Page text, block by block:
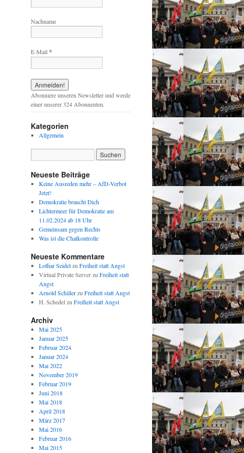
Nachname
E-Mail*
Abonniere unseren Newsletter und werde
einer unserer 324 Abonnenten.
Kategorien
Allgemein
Neueste Beiträge
Keine Ausreden mehr – AfD-Verbot
Jetzt!
Demokratie braucht Dich
Lichtermeer für Demokratie am
11.02.2024 ab 18 Uhr
Gemeinsam gegen Rechts
Was ist die Chatkontrolle
Neueste Kommentare
Lothar Seidelzu Freiheit statt Angst
Virtual Private Serverzu Freiheit statt
Angst
Arnold Schillerzu Freiheit statt Angst
H. Schedelzu Freiheit statt Angst
Archiv
Mai 2025
Januar 2025
Februar 2024
Januar 2024
Mai 2022
November 2019
Februar 2019
Juni 2018
Mai 2018
April 2018
März 2017
Mai 2016
Februar 2016
Mai 2015